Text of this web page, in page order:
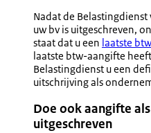
Nadat de
uw bv is uitgeschreven,
staat dat u een laatste
laatste btw-aangifte
Belastingdienst u een
uitschrijving als
Doe ook aangifte
uitgeschreven